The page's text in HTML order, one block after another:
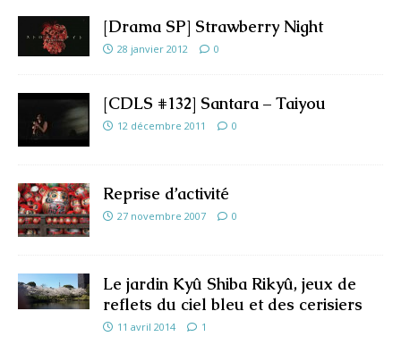
[Drama SP] Strawberry Night
28 janvier 2012 0
[CDLS #132] Santara – Taiyou
12 décembre 2011 0
Reprise d’activité
27 novembre 2007 0
Le jardin Kyû Shiba Rikyû, jeux de
reflets du ciel bleu et des cerisiers
11 avril 2014 1